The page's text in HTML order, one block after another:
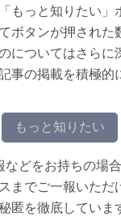
もっと知りたい」
ボタンが押された
についてはさらに
事の掲載を積極的
もっと知りたい
どをお持ちの場
までご一報いただ
匿を徹底していま